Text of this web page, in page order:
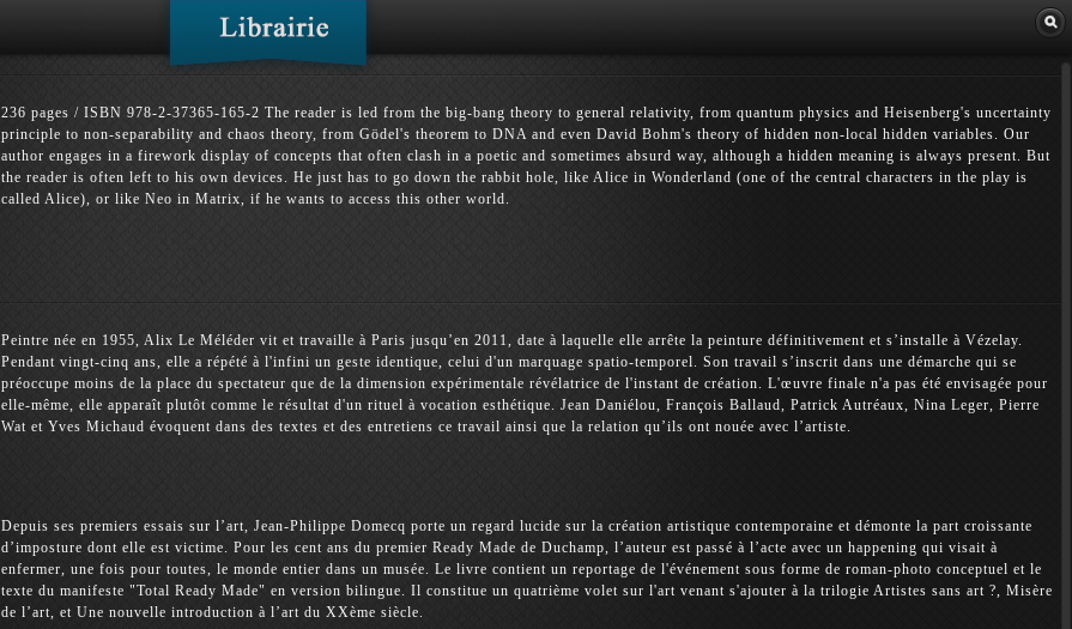
236 pages / ISBN 978-2-37365-165-2 The reader is led from the big-bang theory to general relativity, from quantum physics and Heisenberg's uncertainty
principle to non-separability and chaos theory, from Gödel's theorem to DNA and even David Bohm's theory of hidden non-local hidden variables. Our
author engages in a firework display of concepts that often clash in a poetic and sometimes absurd way, although a hidden meaning is always present. But
the reader is often left to his own devices. He just has to go down the rabbit hole, like Alice in Wonderland (one of the central characters in the play is
called Alice), or like Neo in Matrix, if he wants to access this other world.
Peintre née en 1955, Alix Le Méléder vit et travaille à Paris jusqu’en 2011, date à laquelle elle arrête la peinture définitivement et s’installe à Vézelay.
Pendant vingt-cinq ans, elle a répété à l'infini un geste identique, celui d'un marquage spatio-temporel. Son travail s’inscrit dans une démarche qui se
préoccupe moins de la place du spectateur que de la dimension expérimentale révélatrice de l'instant de création. L'œuvre finale n'a pas été envisagée pour
elle-même, elle apparaît plutôt comme le résultat d'un rituel à vocation esthétique. Jean Daniélou, François Ballaud, Patrick Autréaux, Nina Leger, Pierre
Wat et Yves Michaud évoquent dans des textes et des entretiens ce travail ainsi que la relation qu’ils ont nouée avec l’artiste.
Depuis ses premiers essais sur l’art, Jean-Philippe Domecq porte un regard lucide sur la création artistique contemporaine et démonte la part croissante
d’imposture dont elle est victime. Pour les cent ans du premier Ready Made de Duchamp, l’auteur est passé à l’acte avec un happening qui visait à
enfermer, une fois pour toutes, le monde entier dans un musée. Le livre contient un reportage de l'événement sous forme de roman-photo conceptuel et le
texte du manifeste "Total Ready Made" en version bilingue. Il constitue un quatrième volet sur l'art venant s'ajouter à la trilogie Artistes sans art ?, Misère
de l’art, et Une nouvelle introduction à l’art du XXème siècle.